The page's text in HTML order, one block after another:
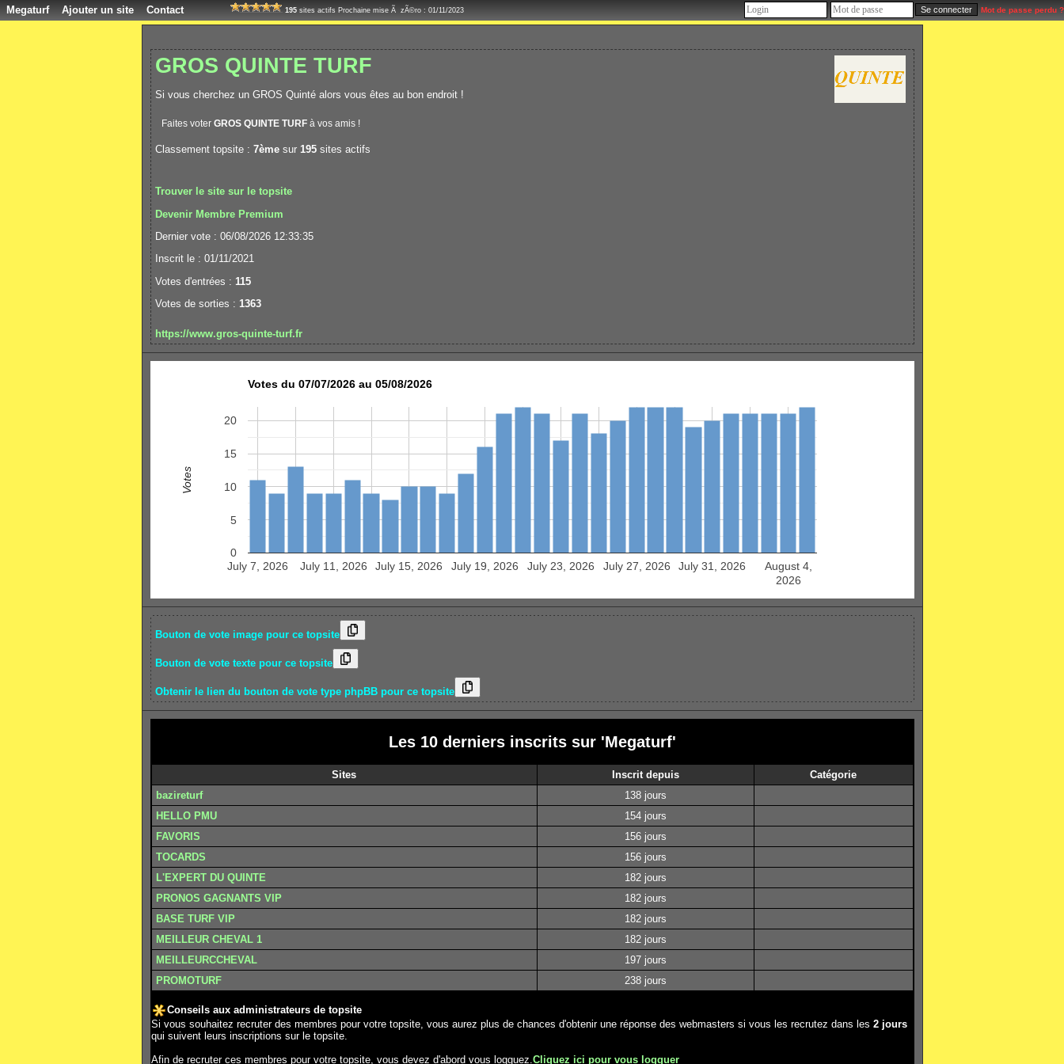
Megaturf Ajouter un site Contact 195 sites actifs Prochaine mise Ã zÃ©ro : 01/11/2023 Mot de passe perdu ?
GROS QUINTE TURF
Si vous cherchez un GROS Quinté alors vous êtes au bon endroit !
Faites voter GROS QUINTE TURFà vos amis !
Classement topsite : 7èmesur 195sites actifs
Trouver le site sur le topsite
Devenir Membre Premium
Dernier vote : 06/08/2026 12:33:35
Inscrit le : 01/11/2021
Votes d'entrées : 115
Votes de sorties : 1363
https://www.gros-quinte-turf.fr
Votes du 07/07/2026 au 05/08/2026
July 7, 2026 July 11, 2026 July 15, 2026 July 19, 2026 July 23, 2026 July 27, 2026 July 31, 2026
August 4,
2026
0
5
10
15
20
Votes
Bouton de vote image pour ce topsite
Bouton de vote texte pour ce topsite
Obtenir le lien du bouton de vote type phpBB pour ce topsite
Les 10 derniers inscrits sur 'Megaturf'
Sites Inscrit depuis
Catégorie
bazireturf
138 jours
HELLO PMU
154 jours
FAVORIS
156 jours
TOCARDS
156 jours
L'EXPERT DU QUINTE
182 jours
PRONOS GAGNANTS VIP
182 jours
BASE TURF VIP
182 jours
MEILLEUR CHEVAL 1
182 jours
MEILLEURCCHEVAL
197 jours
PROMOTURF
238 jours
Conseils aux administrateurs de topsite
Si vous souhaitez recruter des membres pour votre topsite, vous aurez plus de chances d'obtenir une réponse des webmasters si vous les recrutez dans les 2 jours
qui suivent leurs inscriptions sur le topsite.
Afin de recruter ces membres pour votre topsite, vous devez d'abord vous logguez. Cliquez ici pour vous logguer